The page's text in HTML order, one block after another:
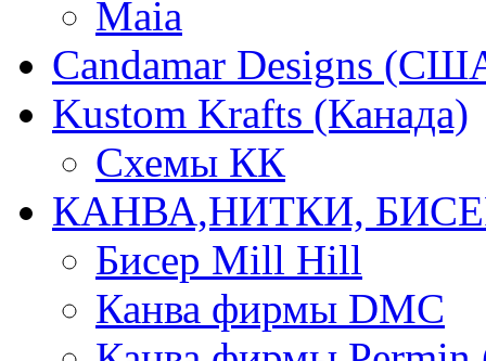
Maia
Candamar Designs
Kustom Krafts (Канада)
Схемы КК
КАНВА,НИТКИ,
Бисер Mill Hill
Канва фирмы DMC